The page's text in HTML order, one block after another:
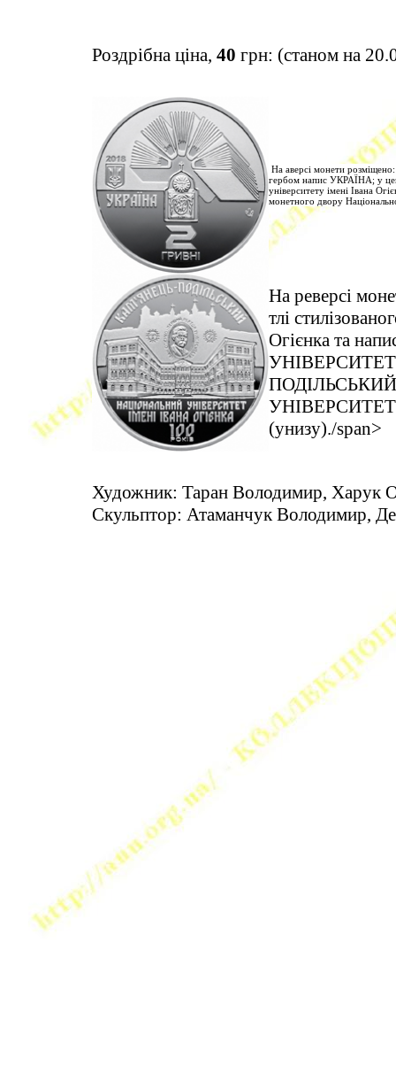
Роздрібна ціна, 40 грн: (станом на
На аверсі монети
гербом напис УКРАЇНА; у
університету імені Івана
монетного двору
На реверсі
тлі
Огієнка та
ПОДІЛЬСЬКИЙ
(унизу)./span>
Художник: Таран Володимир, Харук
Скульптор: Атаманчук Володимир,